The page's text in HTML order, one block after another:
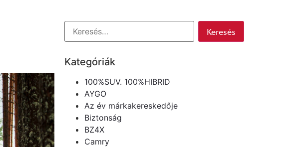
Kategóriák
100%SUV. 100%HIBRID
AYGO
Az év márkakereskedője
Biztonság
BZ4X
Camry